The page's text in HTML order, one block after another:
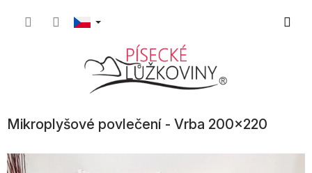
Mikroplyšové povlečení - Vrba 200x220